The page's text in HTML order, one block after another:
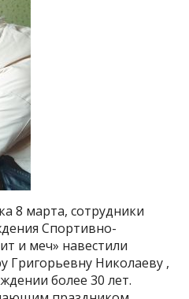
8 марта, сотрудники
Спортивно-
и меч» навестили
Григорьевну Николаеву ,
более 30 лет.